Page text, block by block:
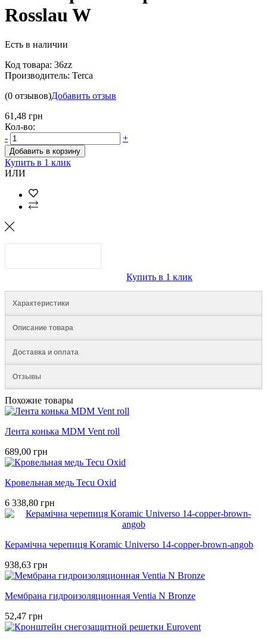
Rosslau W
Есть в наличии
Код товара: 36zz
Производитель: Terca
(0 отзывов)Добавить отзыв
61,48 грн
Кол-во:
-
+
Добавить в корзину
Купить в 1 клик
ИЛИ
Купить в 1 клик
Характеристики
Описание товара
Доставка и оплата
Отзывы
Похожие товары
Лента конька MDM Vent roll
689,00 грн
Кровельная медь Tecu Oxid
6 338,80 грн
Керамічна черепиця Koramic Universo 14-copper-brown-angob
938,63 грн
Мембрана гидроизоляционная Ventia N Bronze
52,47 грн